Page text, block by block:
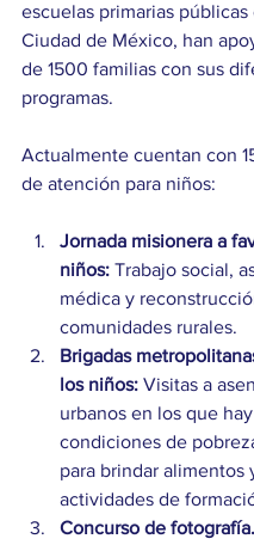
escuelas primarias públicas
Ciudad de México, han
de 1500 familias con sus
programas.
Actualmente cuentan con
de atención para niños:
Jornada misionera a
niños: Trabajo social,
médica y
comunidades rurales.
Brigadas
los niños: Visitas a
urbanos en los que
condiciones de
para brindar alimentos
actividades de
Concurso de fotografía.